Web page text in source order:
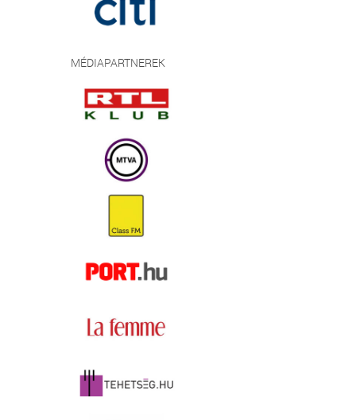
MÉDIAPARTNEREK